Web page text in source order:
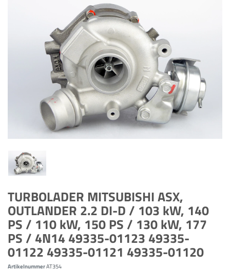
TURBOLADER MITSUBISHI ASX,
OUTLANDER 2.2 DI-D / 103 kW, 140
PS / 110 kW, 150 PS / 130 kW, 177
PS / 4N14 49335-01123 49335-
01122 49335-01121 49335-01120
ArtikelnummerAT354